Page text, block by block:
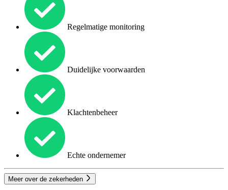
Regelmatige monitoring
Duidelijke voorwaarden
Klachtenbeheer
Echte ondernemer
Meer over de zekerheden